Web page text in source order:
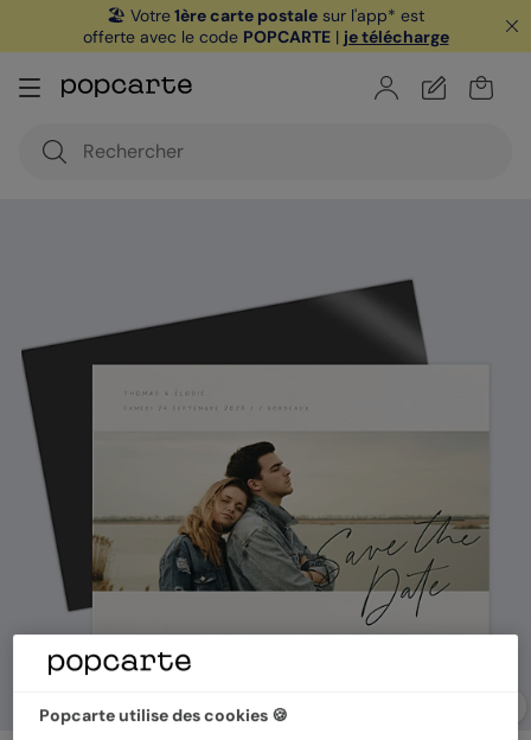
🏖️ Votre1ère carte postale sur l'app* est
offerte avec le code POPCARTE| je télécharge
Popcarte utilise des cookies 🍪